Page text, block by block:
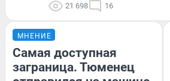
21 698 16
МНЕНИЕ
Самая доступная
заграница. Тюменец